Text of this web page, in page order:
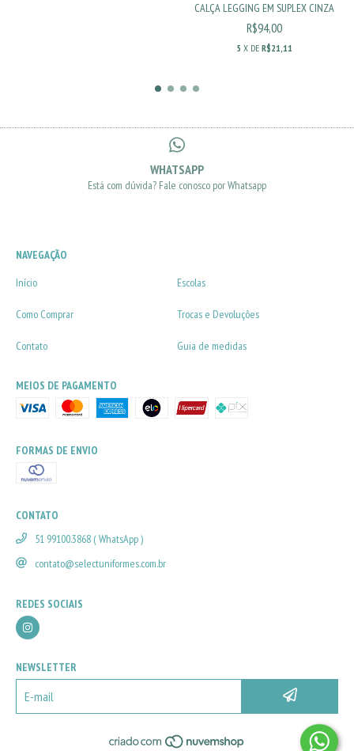
CALÇA LEGGING EM SUPLEX CINZA
R$94,00
5 X DER$21,11
WHATSAPP
Está com dúvida? Fale conosco por Whatsapp
NAVEGAÇÃO
Início
Escolas
Como Comprar Trocas e Devoluções
Contato Guia de medidas
MEIOS DE PAGAMENTO
FORMAS DE ENVIO
CONTATO
51 99100.3868 ( WhatsApp )
contato@selectuniformes.com.br
REDES SOCIAIS
NEWSLETTER